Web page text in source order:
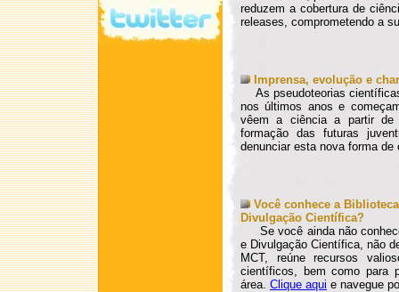
reduzem a cobertura de
releases, comprometendo a
Imprensa, evolução e
As pseudoteorias
nos últimos anos e
vêem a ciência a partir de
formação das futuras
denunciar esta nova forma de
Você conhece a
Divulgação Científica?
Se você ainda não
e Divulgação Científica, não
MCT, reúne recursos
científicos, bem como para
área. Clique aqui e navegue